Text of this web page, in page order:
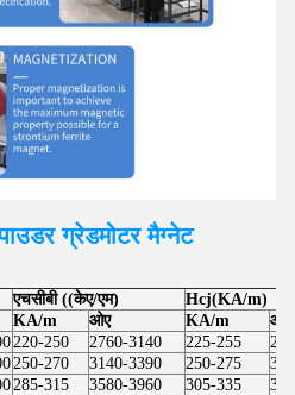
ग्रेडमोटर मैग्नेट
एचसीबी ((केए/एम)
Hcj(KA/m)
KA/m ओए KA/m
ओए
220-250 2760-3140 225-255
250-270 3140-3390 250-275
285-315 3580-3960 305-335